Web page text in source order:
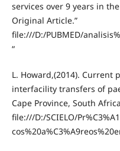
services over 9 years in
Original Article.”
file:///D:/PUBMED/
“
L. Howard,(2014). Current
interfacility transfers of
Cape Province, South
file:///D:/SCIELO/